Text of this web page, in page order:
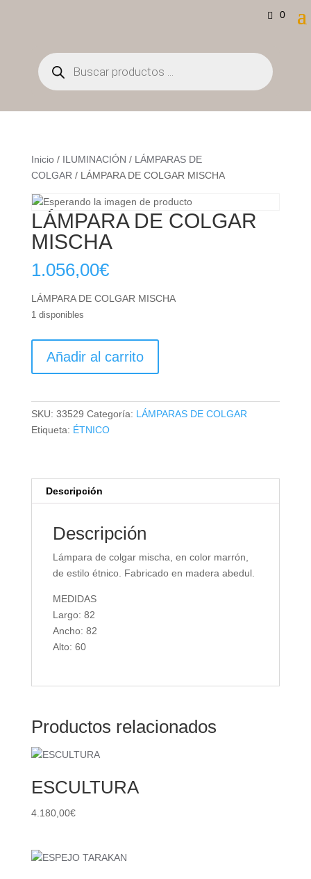
0
Búsqueda
de
productos
Inicio/ ILUMINACIÓN / LÁMPARAS DE
COLGAR / LÁMPARA DE COLGAR MISCHA
LÁMPARA DE COLGAR
MISCHA
1.056,00€
LÁMPARA DE COLGAR MISCHA
1 disponibles
cantidad
Añadir al carrito
SKU: 33529 Categoría: LÁMPARAS DE COLGAR
Etiqueta: ÉTNICO
Descripción
Descripción
Lámpara de colgar mischa, en color marrón,
de estilo étnico. Fabricado en madera abedul.
MEDIDAS
Largo: 82
Ancho: 82
Alto: 60
Productos relacionados
ESCULTURA
4.180,00€